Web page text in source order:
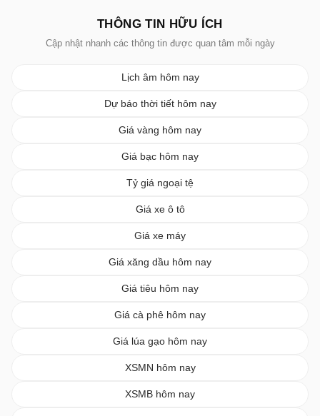
THÔNG TIN HỮU ÍCH
Cập nhật nhanh các thông tin được quan tâm mỗi ngày
Lịch âm hôm nay
Dự báo thời tiết hôm nay
Giá vàng hôm nay
Giá bạc hôm nay
Tỷ giá ngoại tệ
Giá xe ô tô
Giá xe máy
Giá xăng dầu hôm nay
Giá tiêu hôm nay
Giá cà phê hôm nay
Giá lúa gạo hôm nay
XSMN hôm nay
XSMB hôm nay